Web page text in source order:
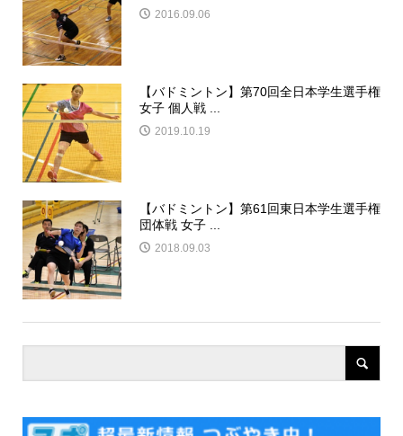
2016.09.06
【バドミントン】第70回全日本学生選手権
女子 個人戦 ...
2019.10.19
【バドミントン】第61回東日本学生選手権
団体戦 女子 ...
2018.09.03